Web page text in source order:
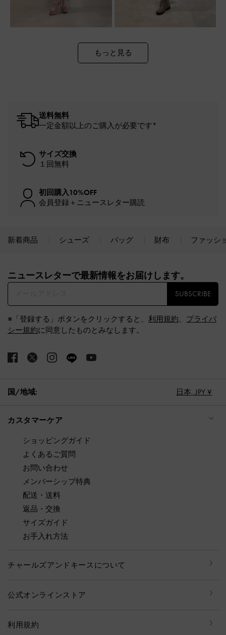
もっと見る
送料無料
一定金額以上のご購入が必要です*
サイズ交換
１回無料
初回購入10%OFF
会員登録＋ニュースレター購読
新着商品 シューズ バッグ 財布 ファッシ
ニュースレターで最新情報をお届けします。​
SUBSCRIBE
※「登録する」ボタンをクリックすると、 利用規約、 プライバ
シー規約に同意したものとみなします。
国/地域: 日本, JPY ¥
カスタマーケア
ショッピングガイド
よくあるご質問
お問い合わせ
メンバーシップ特典
配送・送料
返品・交換
サイズガイド
お手入れ方法
チャールズアンドキースについて
公式オンラインストア
利用規約